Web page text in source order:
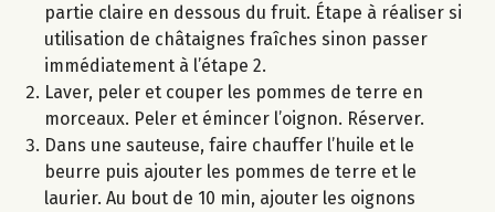
partie claire en dessous du fruit. Étape à réaliser si
utilisation de châtaignes fraîches sinon passer
immédiatement à l’étape 2.
Laver, peler et couper les pommes de terre en
morceaux. Peler et émincer l’oignon. Réserver.
Dans une sauteuse, faire chauffer l’huile et le
beurre puis ajouter les pommes de terre et le
laurier. Au bout de 10 min, ajouter les oignons